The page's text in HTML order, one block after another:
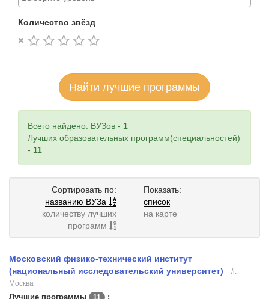
Количество звёзд
Найти лучшие программы
Всего найдено: ВУЗов - 1
Лучших образовательных программ(специальностей)
- 11
Сортировать по:
названию ВУЗа
количеству лучших
программ
Показать:
список
на карте
Московский физико-технический институт
(национальный исследовательский университет)
/г.
Москва
Лучшие программы :